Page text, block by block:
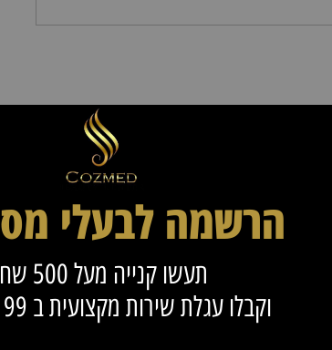
הרשמה לבעלי
תעשו קנייה מעל 500 שח
וקבלו עגלת שירות מקצועית ב 99 ₪ בלבד